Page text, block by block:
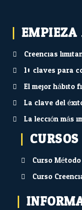
EMPIEZA
Creencias
10 claves para
El mejor hábito
La clave del
La lección más
CURSOS
Curso
Curso